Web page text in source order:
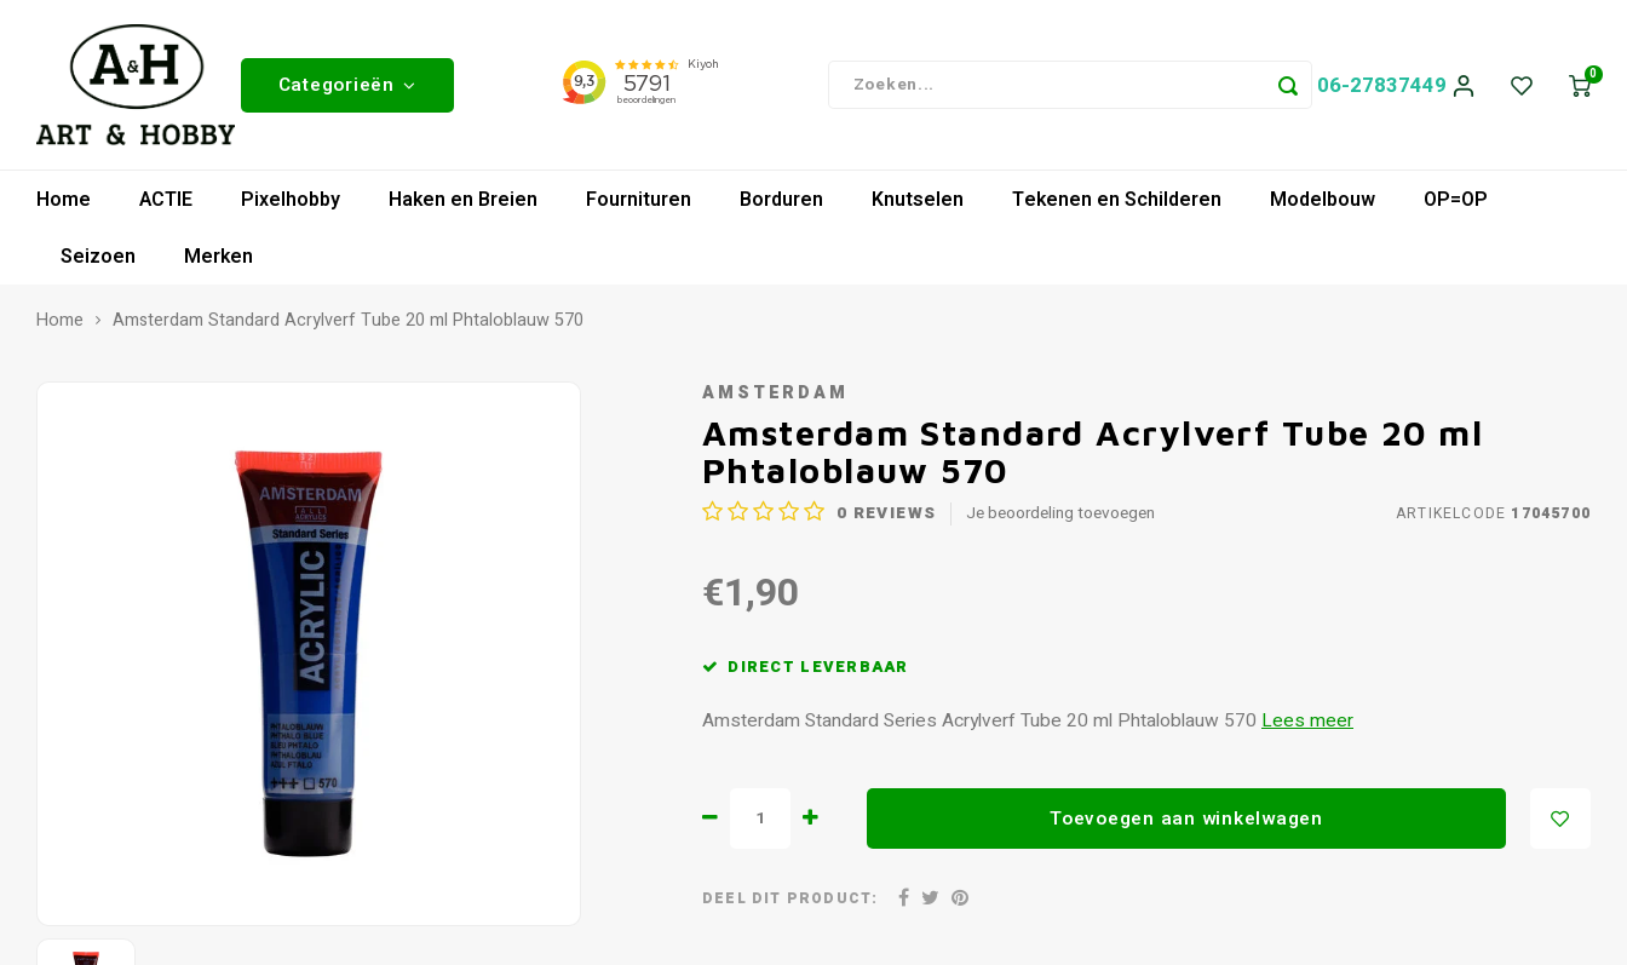
Categorieën 06-27837449 0
Home ACTIE Pixelhobby Haken en Breien Fournituren Borduren Knutselen Tekenen en Schilderen Modelbouw
OP=OP
Seizoen
Merken
Home Amsterdam Standard Acrylverf Tube 20 ml Phtaloblauw 570
AMSTERDAM
Amsterdam Standard Acrylverf Tube 20 ml
Phtaloblauw 570
0 REVIEWS Je beoordeling toevoegen ARTIKELCODE 17045700
€1,90
DIRECT LEVERBAAR
Amsterdam Standard Series Acrylverf Tube 20 ml Phtaloblauw 570 Lees meer
Toevoegen aan winkelwagen
DEEL DIT PRODUCT: